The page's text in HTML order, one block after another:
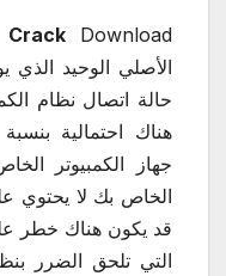
الأصلي الوحيد الذي
حالة اتصال نظام
جهاز الكمبيوتر
الخاص بك لا يحتوي
قد يكون هناك خطر
التي تلحق الضرر